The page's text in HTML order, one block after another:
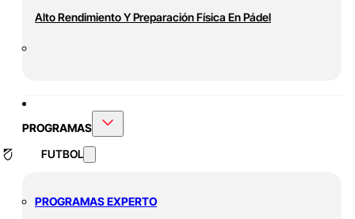
Alto Rendimiento Y Preparación Física En Pádel
PROGRAMAS
FUTBOL
PROGRAMAS EXPERTO